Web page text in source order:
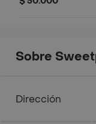
Sobre
Dirección